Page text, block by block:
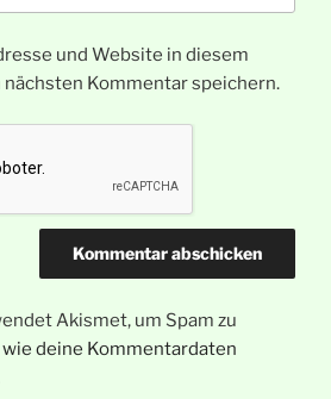
und Website in diesem
Kommentar speichern.
Akismet, um Spam zu
wie deine Kommentardaten